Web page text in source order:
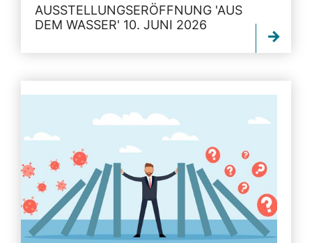
AUSSTELLUNGSERÖFFNUNG 'AUS
DEM WASSER' 10. JUNI 2026